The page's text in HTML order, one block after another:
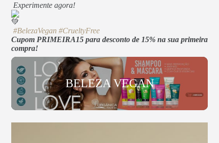
Experimente agora!
#BelezaVegan #CrueltyFree
Cupom PRIMEIRA15 para desconto de 15% na sua primeira
compra!
BELEZA VEGAN